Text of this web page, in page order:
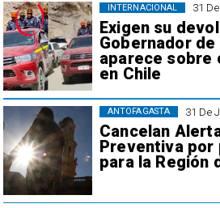
31
Exigen su
Gobernador de
aparece sobre
en Chile
INTERNACIONAL
31 De
Cancelan
Preventiva
para la Región
ANTOFAGASTA